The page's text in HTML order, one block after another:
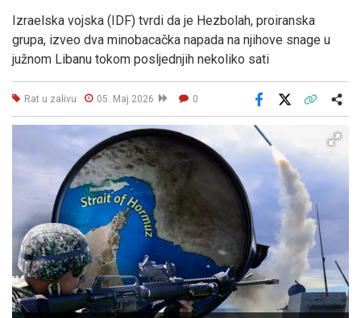
Izraelska vojska (IDF) tvrdi da je Hezbolah, proiranska
grupa, izveo dva minobacačka napada na njihove snage u
južnom Libanu tokom posljednjih nekoliko sati
Rat u zalivu 05. Maj 2026 0
Facebook